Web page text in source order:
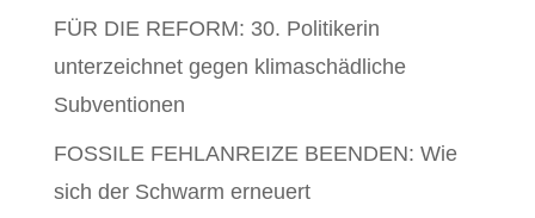
FÜR DIE REFORM: 30. Politikerin
unterzeichnet gegen klimaschädliche
Subventionen
FOSSILE FEHLANREIZE BEENDEN: Wie
sich der Schwarm erneuert